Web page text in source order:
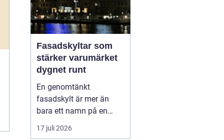
Fasadskyltar som
stärker varumärket
dygnet runt
En genomtänkt
fasadskylt är mer än
bara ett namn på en
vägg. Den fungerar som
företagets ansikte utåt,
17 juli 2026